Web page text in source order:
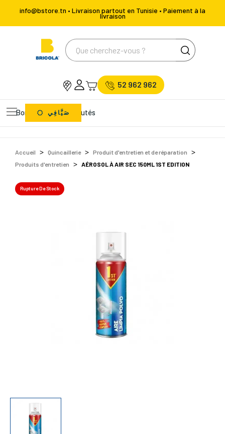
info@bstore.tn • Livraison partout en Tunisie • Paiement à la
livraison
52 962 962
Bons Plans Nouveautés
صَيَّافِي
Accueil Quincaillerie
Produit d'entretien et de réparation
Produits d'entretien
AÉROSOL À AIR SEC 150ML 1ST EDITION
Rupture De Stock